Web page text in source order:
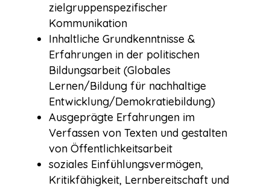
zielgruppenspezifischer
Kommunikation
Inhaltliche Grundkenntnisse &
Erfahrungen in der politischen
Bildungsarbeit (Globales
Lernen/Bildung für nachhaltige
Entwicklung/Demokratiebildung)
Ausgeprägte Erfahrungen im
Verfassen von Texten und gestalten
von Öffentlichkeitsarbeit
soziales Einfühlungsvermögen,
Kritikfähigkeit, Lernbereitschaft und